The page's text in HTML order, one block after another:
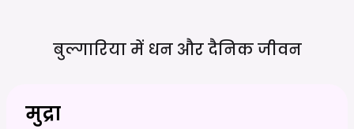
बुल्गारिया में धन और दैनिकजीवन
मुद्रा